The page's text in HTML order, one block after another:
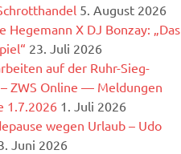
5. August 2026
Hegemann X DJ Bonzay: „Das
23. Juli 2026
auf der Ruhr-Sieg-
ZWS Online — Meldungen
1.7.2026 1. Juli 2026
wegen Urlaub – Udo
Juni 2026